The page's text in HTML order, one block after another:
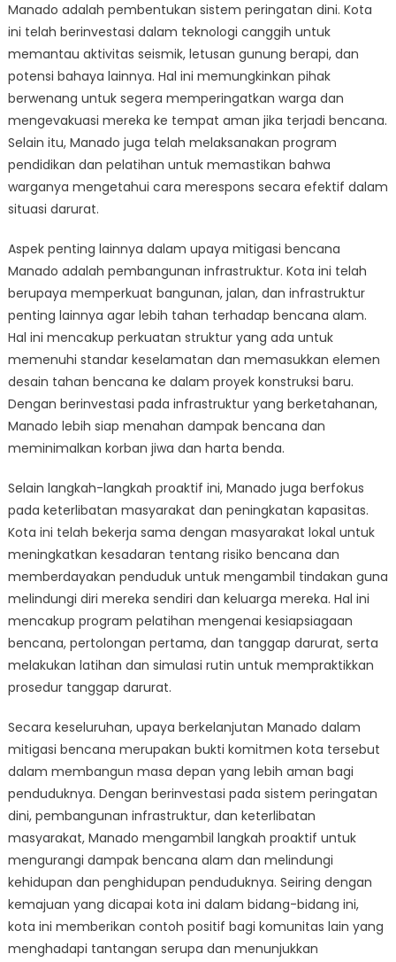
Manado adalah pembentukan sistem peringatan dini. Kota
ini telah berinvestasi dalam teknologi canggih untuk
memantau aktivitas seismik, letusan gunung berapi, dan
potensi bahaya lainnya. Hal ini memungkinkan pihak
berwenang untuk segera memperingatkan warga dan
mengevakuasi mereka ke tempat aman jika terjadi bencana.
Selain itu, Manado juga telah melaksanakan program
pendidikan dan pelatihan untuk memastikan bahwa
warganya mengetahui cara merespons secara efektif dalam
situasi darurat.
Aspek penting lainnya dalam upaya mitigasi bencana
Manado adalah pembangunan infrastruktur. Kota ini telah
berupaya memperkuat bangunan, jalan, dan infrastruktur
penting lainnya agar lebih tahan terhadap bencana alam.
Hal ini mencakup perkuatan struktur yang ada untuk
memenuhi standar keselamatan dan memasukkan elemen
desain tahan bencana ke dalam proyek konstruksi baru.
Dengan berinvestasi pada infrastruktur yang berketahanan,
Manado lebih siap menahan dampak bencana dan
meminimalkan korban jiwa dan harta benda.
Selain langkah-langkah proaktif ini, Manado juga berfokus
pada keterlibatan masyarakat dan peningkatan kapasitas.
Kota ini telah bekerja sama dengan masyarakat lokal untuk
meningkatkan kesadaran tentang risiko bencana dan
memberdayakan penduduk untuk mengambil tindakan guna
melindungi diri mereka sendiri dan keluarga mereka. Hal ini
mencakup program pelatihan mengenai kesiapsiagaan
bencana, pertolongan pertama, dan tanggap darurat, serta
melakukan latihan dan simulasi rutin untuk mempraktikkan
prosedur tanggap darurat.
Secara keseluruhan, upaya berkelanjutan Manado dalam
mitigasi bencana merupakan bukti komitmen kota tersebut
dalam membangun masa depan yang lebih aman bagi
penduduknya. Dengan berinvestasi pada sistem peringatan
dini, pembangunan infrastruktur, dan keterlibatan
masyarakat, Manado mengambil langkah proaktif untuk
mengurangi dampak bencana alam dan melindungi
kehidupan dan penghidupan penduduknya. Seiring dengan
kemajuan yang dicapai kota ini dalam bidang-bidang ini,
kota ini memberikan contoh positif bagi komunitas lain yang
menghadapi tantangan serupa dan menunjukkan